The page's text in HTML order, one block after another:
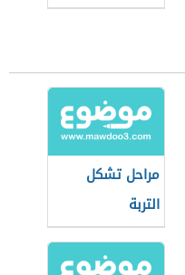
مراحل تشكل
التربة